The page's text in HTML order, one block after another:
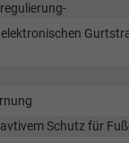
Schutz für